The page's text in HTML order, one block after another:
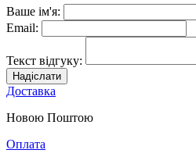
Ваше ім'я:
Email:
Текст відгуку:
Надіслати
Доставка
Новою Поштою
Оплата